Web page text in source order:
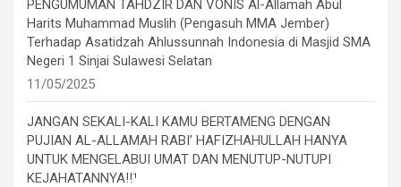
PENGUMUMAN TAHDZIR DAN VONIS Al-Allamah Abul
Harits Muhammad Muslih (Pengasuh MMA Jember)
Terhadap Asatidzah Ahlussunnah Indonesia di Masjid SMA
Negeri 1 Sinjai Sulawesi Selatan
11/05/2025
JANGAN SEKALI-KALI KAMU BERTAMENG DENGAN
PUJIAN AL-ALLAMAH RABI’ HAFIZHAHULLAH HANYA
UNTUK MENGELABUI UMAT DAN MENUTUP-NUTUPI
KEJAHATANNYA!!¹